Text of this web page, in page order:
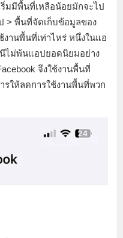
มมีพื้นที่เหลือน้อยมักจะไป
> พื้นที่จัดเก็บข้อมูลของ
งานพื้นที่เท่าไหร่ หนึ่งในแอ
ไม่พ้นแอปยอดนิยมอย่าง
จึงใช้งานพื้นที่
รให้ลดการใช้งานพื้นที่พวก